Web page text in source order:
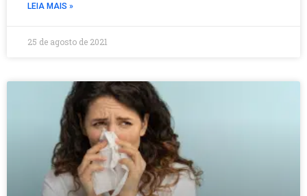
LEIA MAIS »
25 de agosto de 2021